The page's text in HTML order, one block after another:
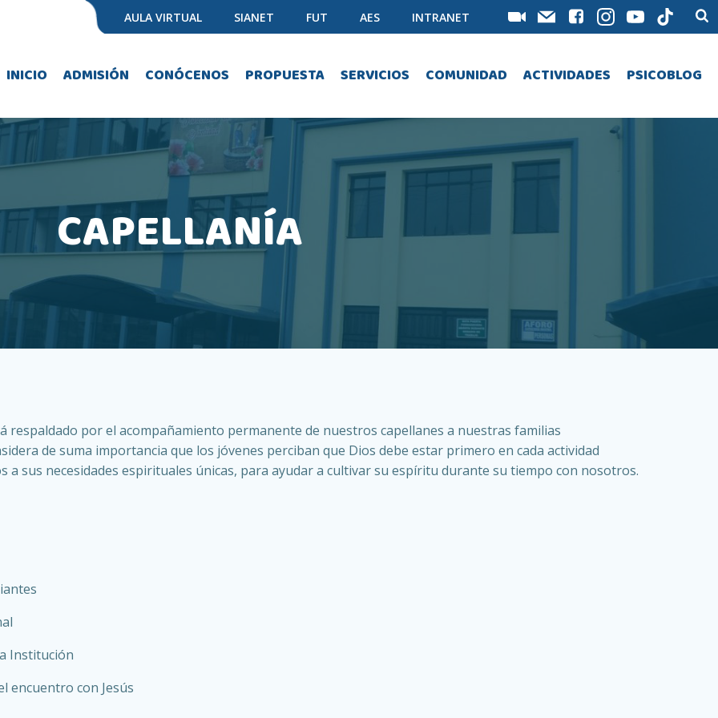
AULA VIRTUAL SIANET FUT AES INTRANET
INICIO ADMISIÓN CONÓCENOS PROPUESTA SERVICIOS COMUNIDAD ACTIVIDADES PSICOBLOG
CAPELLANÍA
respaldado por el acompañamiento permanente de nuestros capellanes a nuestras familias
de suma importancia que los jóvenes perciban que Dios debe estar primero en cada actividad
a sus necesidades espirituales únicas, para ayudar a cultivar su espíritu durante su tiempo con nosotros.
Institución
encuentro con Jesús